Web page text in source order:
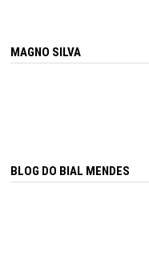
MAGNO SILVA
BLOG DO BIAL MENDES